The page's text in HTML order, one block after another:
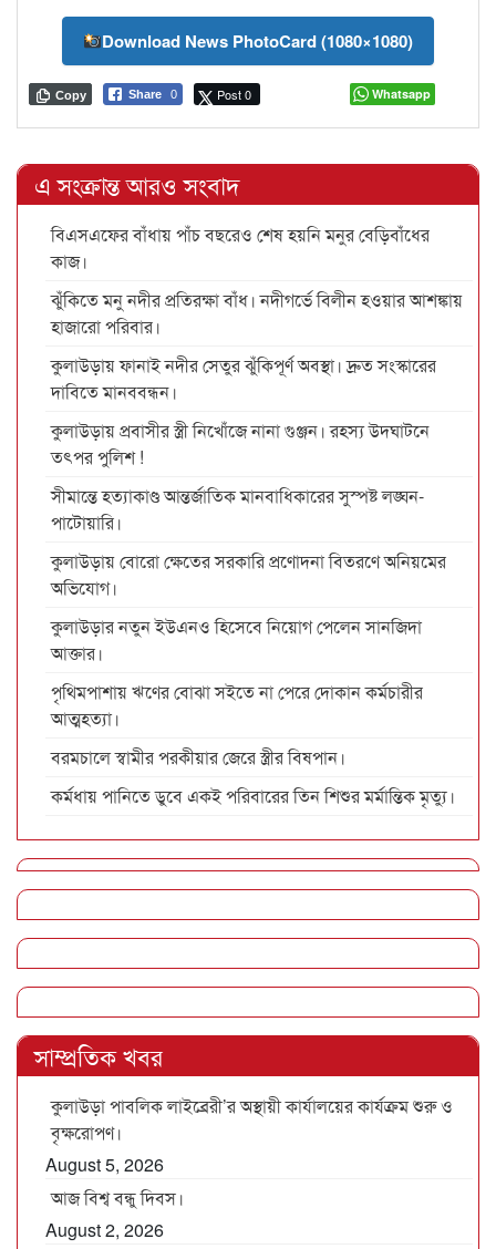
Download News PhotoCard (1080×1080)
Share 0 Post 0
Copy Whatsapp
এ সংক্রান্ত আরও সংবাদ
বিএসএফের বাঁধায় পাঁচ বছরেও শেষ হয়নি মনুর বেড়িবাঁধের
কাজ।
ঝুঁকিতে মনু নদীর প্রতিরক্ষা বাঁধ। নদীগর্ভে বিলীন হওয়ার আশঙ্কায়
হাজারো পরিবার।
কুলাউড়ায় ফানাই নদীর সেতুর ঝুঁকিপূর্ণ অবস্থা। দ্রুত সংস্কারের
দাবিতে মানববন্ধন।
কুলাউড়ায় প্রবাসীর স্ত্রী নিখোঁজে নানা গুঞ্জন। রহস্য উদঘাটনে
তৎপর পুলিশ !
সীমান্তে হত্যাকাণ্ড আন্তর্জাতিক মানবাধিকারের সুস্পষ্ট লঙ্ঘন-
পাটোয়ারি।
কুলাউড়ায় বোরো ক্ষেতের সরকারি প্রণোদনা বিতরণে অনিয়মের
অভিযোগ।
কুলাউড়ার নতুন ইউএনও হিসেবে নিয়োগ পেলেন সানজিদা
আক্তার।
পৃথিমপাশায় ঋণের বোঝা সইতে না পেরে দোকান কর্মচারীর
আত্মহত্যা।
বরমচালে স্বামীর পরকীয়ার জেরে স্ত্রীর বিষপান।
কর্মধায় পানিতে ডুবে একই পরিবারের তিন শিশুর মর্মান্তিক মৃত্যু।
সাম্প্রতিক খবর
কুলাউড়া পাবলিক লাইব্রেরী’র অস্থায়ী কার্যালয়ের কার্যক্রম শুরু ও
বৃক্ষরোপণ।
August 5, 2026
আজ বিশ্ব বন্ধু দিবস।
August 2, 2026